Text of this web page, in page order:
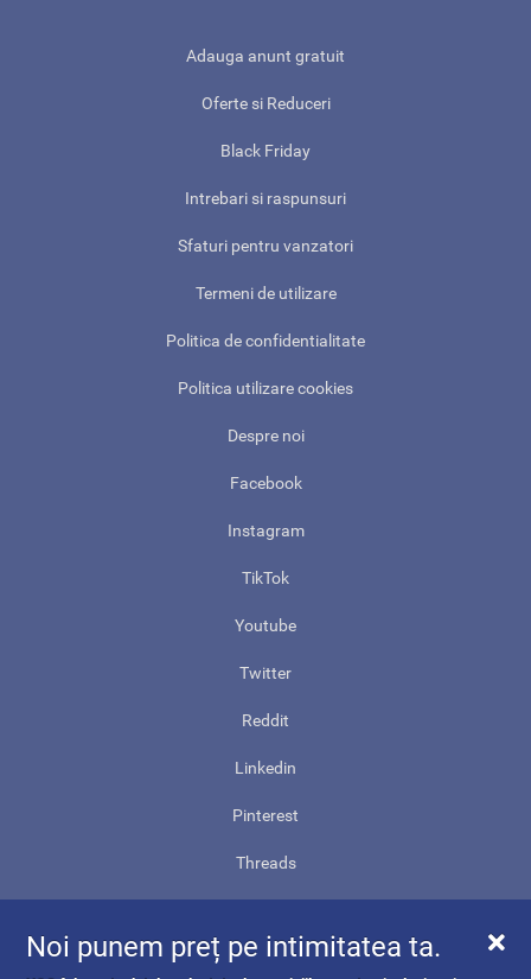
Adauga anunt gratuit
Oferte si Reduceri
Black Friday
Intrebari si raspunsuri
Sfaturi pentru vanzatori
Termeni de utilizare
Politica de confidentialitate
Politica utilizare cookies
Despre noi
Facebook
Instagram
TikTok
Youtube
Twitter
Reddit
Linkedin
Pinterest
Threads
Harta site-ului
Noi punem preț pe intimitatea ta.